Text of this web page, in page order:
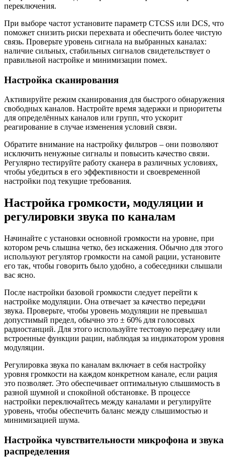
переключения.
При выборе частот установите параметр CTCSS или DCS, что
поможет снизить риски перехвата и обеспечить более чистую
связь. Проверьте уровень сигнала на выбранных каналах:
наличие сильных, стабильных сигналов свидетельствует о
правильной настройке и минимизации помех.
Настройка сканирования
Активируйте режим сканирования для быстрого обнаружения
свободных каналов. Настройте время задержки и приоритеты
для определённых каналов или групп, что ускорит
реагирование в случае изменения условий связи.
Обратите внимание на настройку фильтров – они позволяют
исключить ненужные сигналы и повысить качество связи.
Регулярно тестируйте работу сканера в различных условиях,
чтобы убедиться в его эффективности и своевременной
настройки под текущие требования.
Настройка громкости, модуляции и
регулировки звука по каналам
Начинайте с установки основной громкости на уровне, при
котором речь слышна четко, без искажения. Обычно для этого
используют регулятор громкости на самой рации, установите
его так, чтобы говорить было удобно, а собеседники слышали
вас ясно.
После настройки базовой громкости следует перейти к
настройке модуляции. Она отвечает за качество передачи
звука. Проверьте, чтобы уровень модуляции не превышал
допустимый предел, обычно это ± 60% для голосовых
радиостанций. Для этого используйте тестовую передачу или
встроенные функции рации, наблюдая за индикатором уровня
модуляции.
Регулировка звука по каналам включает в себя настройку
уровня громкости на каждом конкретном канале, если рация
это позволяет. Это обеспечивает оптимальную слышимость в
разной шумной и спокойной обстановке. В процессе
настройки переключайтесь между каналами и регулируйте
уровень, чтобы обеспечить баланс между слышимостью и
минимизацией шума.
Настройка чувствительности микрофона и звука
распределения